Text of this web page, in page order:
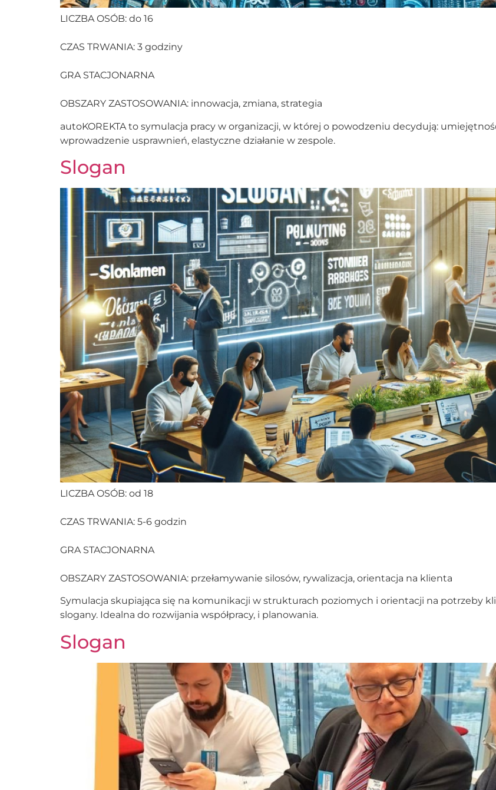
LICZBA OSÓB: do 16
CZAS TRWANIA: 3 godziny
GRA STACJONARNA
OBSZARY ZASTOSOWANIA: innowacja, zmiana, strategia
autoKOREKTA to symulacja pracy w organizacji, w której o powodzeniu decydują:
wprowadzenie usprawnień, elastyczne działanie w zespole.
Slogan
LICZBA OSÓB: od 18
CZAS TRWANIA: 5-6 godzin
GRA STACJONARNA
OBSZARY ZASTOSOWANIA: przełamywanie silosów, rywalizacja, orientacja na klienta
Symulacja skupiająca się na komunikacji w strukturach poziomych i orientacji na potrzeby
slogany. Idealna do rozwijania współpracy, i planowania.
Slogan